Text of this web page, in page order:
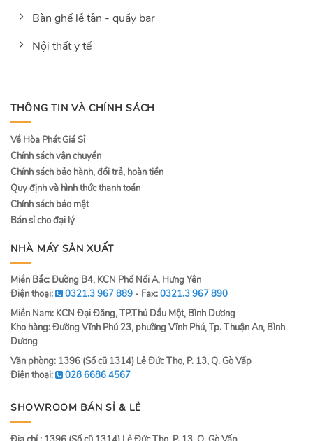
Bàn ghế lễ tân - quầy bar
Nội thất y tế
THÔNG TIN VÀ CHÍNH SÁCH
Về Hòa Phát Giá Sỉ
Chính sách vận chuyển
Chính sách bảo hành, đổi trả, hoàn tiền
Quy định và hình thức thanh toán
Chính sách bảo mật
Bán sỉ cho đại lý
NHÀ MÁY SẢN XUẤT
Miền Bắc: Đường B4, KCN Phố Nối A, Hưng Yên
Điện thoại:
0321.3 967 889 - Fax:0321.3 967 890
Miền Nam: KCN Đại Đăng, TP.Thủ Dầu Một, Bình Dương
Kho hàng: Đường Vĩnh Phú 23, phường Vĩnh Phú, Tp. Thuận An, Bình
Dương
Văn phòng: 1396 (Số cũ 1314) Lê Đức Thọ, P. 13, Q. Gò Vấp
Điện thoại:
028 6686 4567
SHOWROOM BÁN SỈ & LẺ